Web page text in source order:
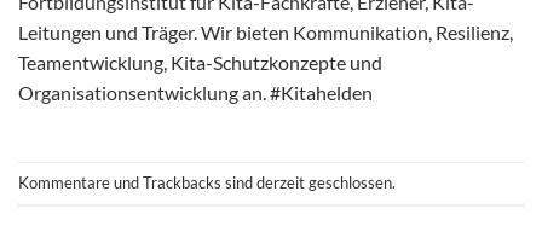
Leitungen und Träger. Wir bieten Kommunikation, Resilienz,
Teamentwicklung, Kita-Schutzkonzepte und
Organisationsentwicklung an. #Kitahelden
Kommentare und Trackbacks sind derzeit geschlossen.